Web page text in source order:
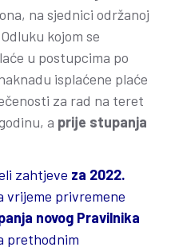
na sjednici održanoj
kojom se
u postupcima po
isplaćene plaće
za rad na teret
a prije stupanja
zahtjeve za 2022.
vrijeme privremene
novog Pravilnika
prethodnim